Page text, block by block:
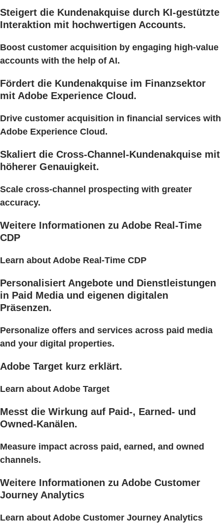
Steigert die Kundenakquise durch KI-gestützte
Interaktion mit hochwertigen Accounts.
Boost customer acquisition by engaging high-value
accounts with the help of AI.
Fördert die Kundenakquise im Finanzsektor
mit Adobe Experience Cloud.
Drive customer acquisition in financial services with
Adobe Experience Cloud.
Skaliert die Cross-Channel-Kundenakquise mit
höherer Genauigkeit.
Scale cross-channel prospecting with greater
accuracy.
Weitere Informationen zu Adobe Real-Time
CDP
Learn about Adobe Real-Time CDP
Personalisiert Angebote und Dienstleistungen
in Paid Media und eigenen digitalen
Präsenzen.
Personalize offers and services across paid media
and your digital properties.
Adobe Target kurz erklärt.
Learn about Adobe Target
Messt die Wirkung auf Paid-, Earned- und
Owned-Kanälen.
Measure impact across paid, earned, and owned
channels.
Weitere Informationen zu Adobe Customer
Journey Analytics
Learn about Adobe Customer Journey Analytics